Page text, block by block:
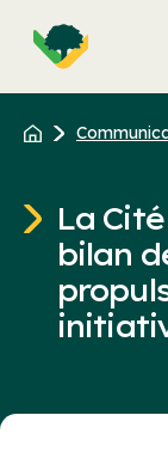
contenu
La
bilan